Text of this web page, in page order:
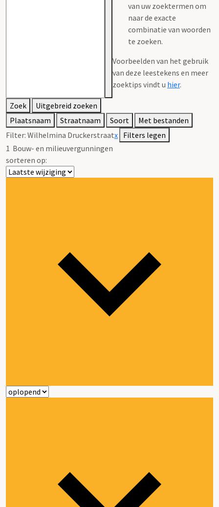
van uw zoektermen om
naar de exacte
combinatie van woorden
te zoeken.
Voorbeelden van het gebruik
van deze leestekens en meer
zoektips vindt u hier.
Zoek
Uitgebreid zoeken
Plaatsnaam
Straatnaam Soort
Met bestanden
Filter: Wilhelmina Druckerstraatx Filters legen
1 Bouw- en milieuvergunningen
sorteren op: